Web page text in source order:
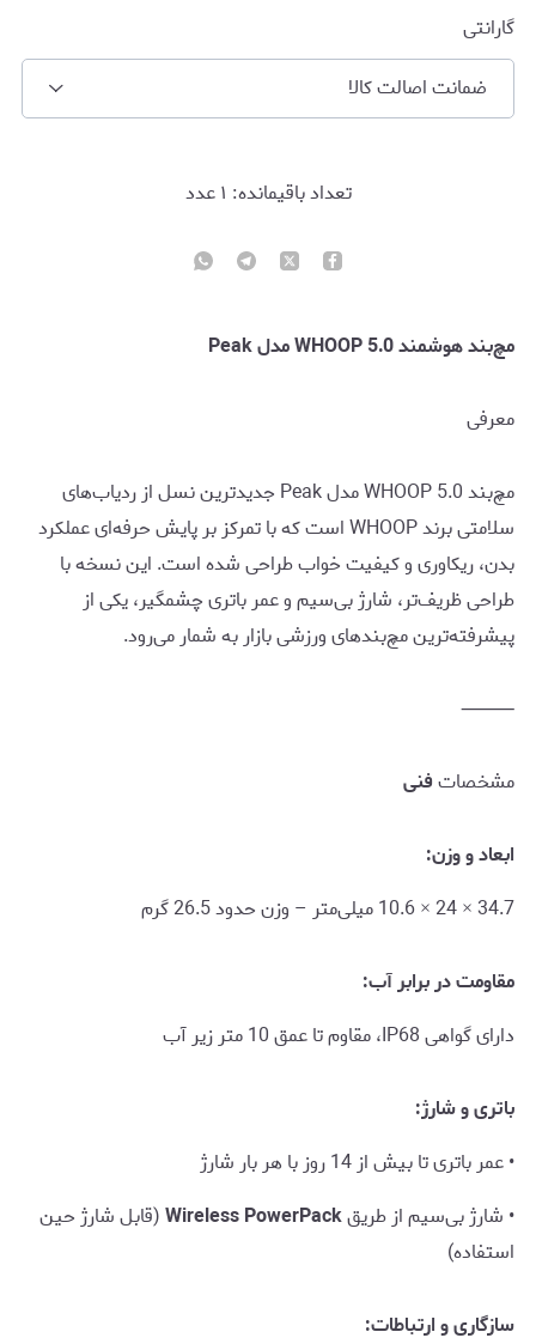
گارانتی
ضمانت اصالت کالا
تعداد باقیمانده: ۱عدد
مچ‌بند هوشمند WHOOP 5.0 مدل Peak
معرفی
مچ‌بند WHOOP 5.0 مدل Peak جدیدترین نسل از ردیاب‌های
سلامتی برند WHOOP است که با تمرکز بر پایش حرفه‌ای عملکرد
بدن، ریکاوری و کیفیت خواب طراحی شده است. این نسخه با
طراحی ظریف‌تر، شارژ بی‌سیم و عمر باتری چشمگیر، یکی از
پیشرفته‌ترین مچ‌بندهای ورزشی بازار به شمار می‌رود.
⸻
مشخصاتفنی
ابعاد و وزن:
34.7 × 24 × 10.6 میلی‌متر – وزن حدود 26.5 گرم
مقاومت در برابر آب:
دارای گواهی IP68، مقاوم تا عمق 10 متر زیر آب
باتری و شارژ:
• عمر باتری تا بیش از 14 روز با هر بار شارژ
• شارژ بی‌سیم از طریقWireless PowerPack(قابل شارژ حین
استفاده)
سازگاری و ارتباطات: